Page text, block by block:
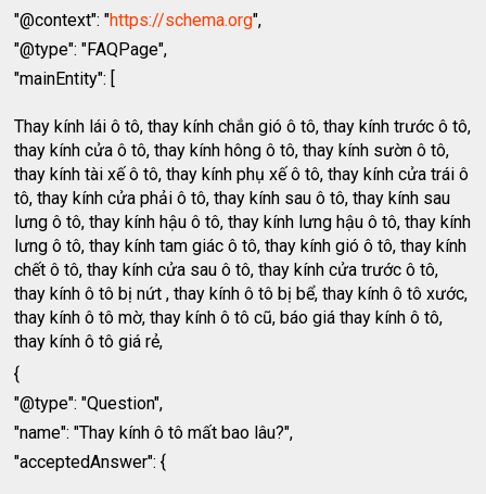
"@context": "https://schema.org",
"@type": "FAQPage",
"mainEntity": [
Thay kính lái ô tô, thay kính chắn gió ô tô, thay kính trước ô tô,
thay kính cửa ô tô, thay kính hông ô tô, thay kính sườn ô tô,
thay kính tài xế ô tô, thay kính phụ xế ô tô, thay kính cửa trái ô
tô, thay kính cửa phải ô tô, thay kính sau ô tô, thay kính sau
lưng ô tô, thay kính hậu ô tô, thay kính lưng hậu ô tô, thay kính
lưng ô tô, thay kính tam giác ô tô, thay kính gió ô tô, thay kính
chết ô tô, thay kính cửa sau ô tô, thay kính cửa trước ô tô,
thay kính ô tô bị nứt , thay kính ô tô bị bể, thay kính ô tô xước,
thay kính ô tô mờ, thay kính ô tô cũ, báo giá thay kính ô tô,
thay kính ô tô giá rẻ,
{
"@type": "Question",
"name": "Thay kính ô tô mất bao lâu?",
"acceptedAnswer": {